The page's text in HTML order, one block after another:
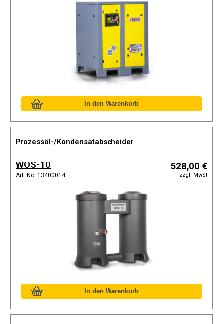
Prozessöl-/Kondensatabscheider
WOS-10
Art. No. 13400014
528,00 €
zzgl. MwSt